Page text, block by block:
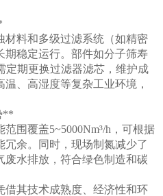
材料和多级过滤系统（如精密
期稳定运行。部件如分子筛寿
定期更换过滤器滤芯，维护成
、高湿度等复杂工业环境，
**
范围覆盖5~5000Nm³/h，可根据
余。同时，现场制氮减少了
水排放，符合绿色制造和碳
借其技术成熟度、经济性和环